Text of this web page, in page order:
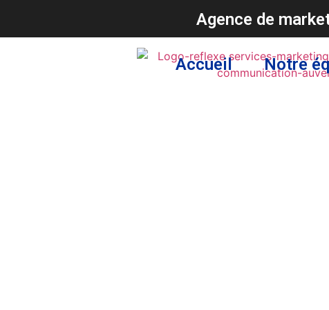
Agence de
Accueil Notre